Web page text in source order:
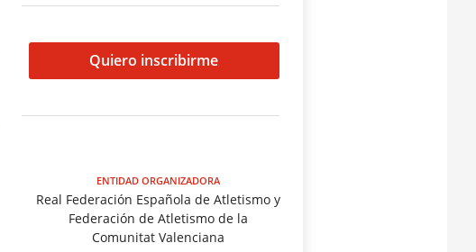
Quiero inscribirme
ENTIDAD ORGANIZADORA
Real Federación Española de Atletismo y
Federación de Atletismo de la
Comunitat Valenciana